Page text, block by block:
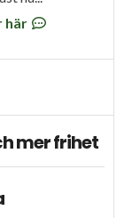
här
mer frihet